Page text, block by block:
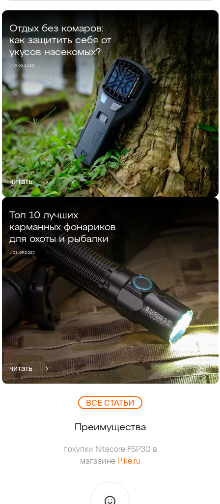
Отдых без комаров:
как защитить себя от
укусов насекомых?
/ 19.05.2023
читать
Топ 10 лучших
карманных фонариков
для охоты и рыбалки
/ 08.09.2023
читать
ВCЕ СТАТЬИ
Преимущества
покупки Nitecore FSP30 в
магазине Pike.ru